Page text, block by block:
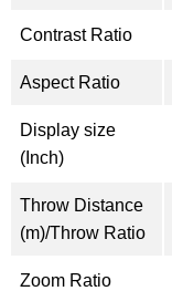
Contrast Ratio
Aspect Ratio
Display size
(Inch)
Throw Distance
(m)/Throw Ratio
Zoom Ratio